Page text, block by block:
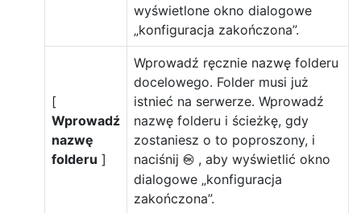
wyświetlone okno dialogowe
„konfiguracja zakończona”.
[
Wprowadź
nazwę
folderu ]
Wprowadź ręcznie nazwę folderu
docelowego. Folder musi już
istnieć na serwerze. Wprowadź
nazwę folderu i ścieżkę, gdy
zostaniesz o to poproszony, i
naciśnij J , aby wyświetlić okno
dialogowe „konfiguracja
zakończona”.